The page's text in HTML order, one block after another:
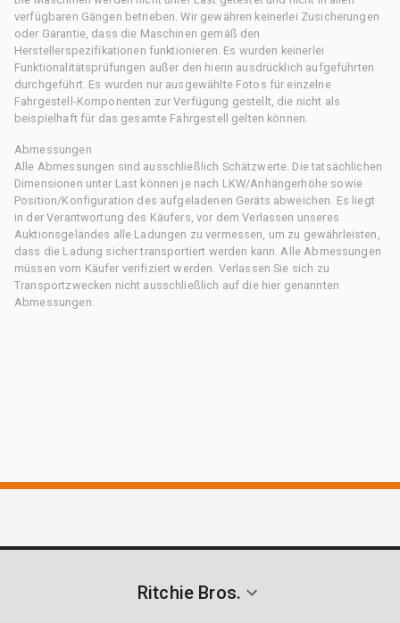
verfügbaren Gängen betrieben. Wir gewähren keinerlei Zusicherungen
oder Garantie, dass die Maschinen gemäß den
Herstellerspezifikationen funktionieren. Es wurden keinerlei
Funktionalitätsprüfungen außer den hierin ausdrücklich aufgeführten
durchgeführt. Es wurden nur ausgewählte Fotos für einzelne
Fahrgestell-Komponenten zur Verfügung gestellt, die nicht als
beispielhaft für das gesamte Fahrgestell gelten können.
Abmessungen
Alle Abmessungen sind ausschließlich Schätzwerte. Die tatsächlichen
Dimensionen unter Last können je nach LKW/Anhängerhöhe sowie
Position/Konfiguration des aufgeladenen Geräts abweichen. Es liegt
in der Verantwortung des Käufers, vor dem Verlassen unseres
Auktionsgeländes alle Ladungen zu vermessen, um zu gewährleisten,
dass die Ladung sicher transportiert werden kann. Alle Abmessungen
müssen vom Käufer verifiziert werden. Verlassen Sie sich zu
Transportzwecken nicht ausschließlich auf die hier genannten
Abmessungen.
Ritchie Bros.